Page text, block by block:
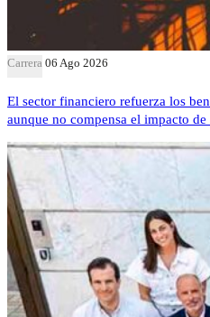
Carrera 06 Ago 2026
El sector financiero refuerza los
aunque no compensa el impacto